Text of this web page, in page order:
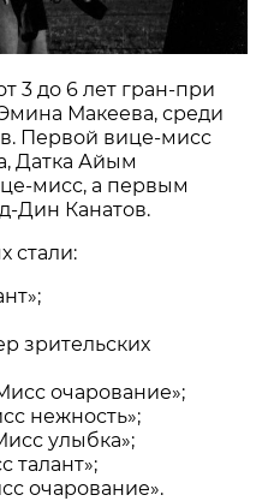
3 до 6 лет гран-при
Макеева, среди
Первой вице-мисс
Датка Айым
мисс, а первым
Дин Канатов.
стали:
зрительских
очарование»;
нежность»;
улыбка»;
талант»;
очарование».